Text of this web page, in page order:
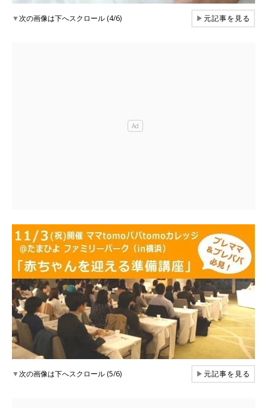
▼次の画像は下へスクロール (4/6) ▶元記事を見る
▼次の画像は下へスクロール (5/6) ▶元記事を見る